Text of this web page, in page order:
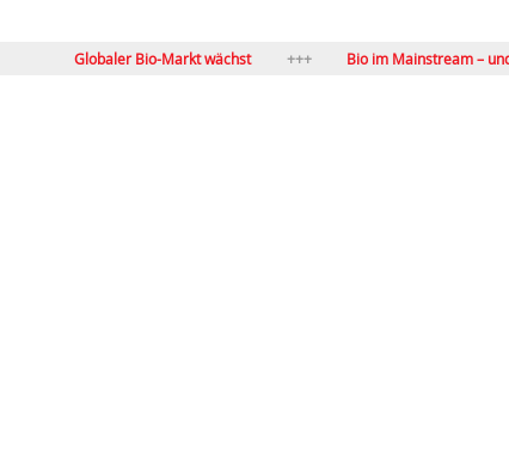
Globaler Bio-Markt wächst Bio im Mainstream – und nun?